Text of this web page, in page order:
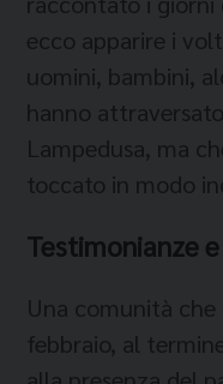
ecco apparire i
uomini, bambini,
hanno
Lampedusa, ma
toccato in modo
Testimonianze
Una comunità
febbraio, al